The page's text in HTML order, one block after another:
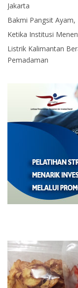
Jakarta
Bakmi Pangsit Ayam,
Ketika Institusi
Listrik Kalimantan
Pemadaman